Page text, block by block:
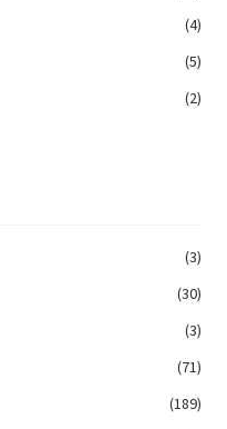
(4)
(5)
(2)
(3)
(30)
(3)
(71)
(189)